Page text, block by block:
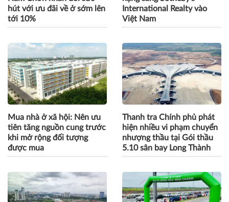
Tài sản biểu tượng bên vịnh
Nam Chơn nhân đôi sức
hút với ưu đãi về ở sớm lên
tới 10%
Thương hiệu bất động sản
hạng sang Sotheby’s
International Realty vào
Việt Nam
Mua nhà ở xã hội: Nên ưu
tiên tăng nguồn cung trước
Thanh tra Chính phủ phát
hiện nhiều vi phạm chuyển